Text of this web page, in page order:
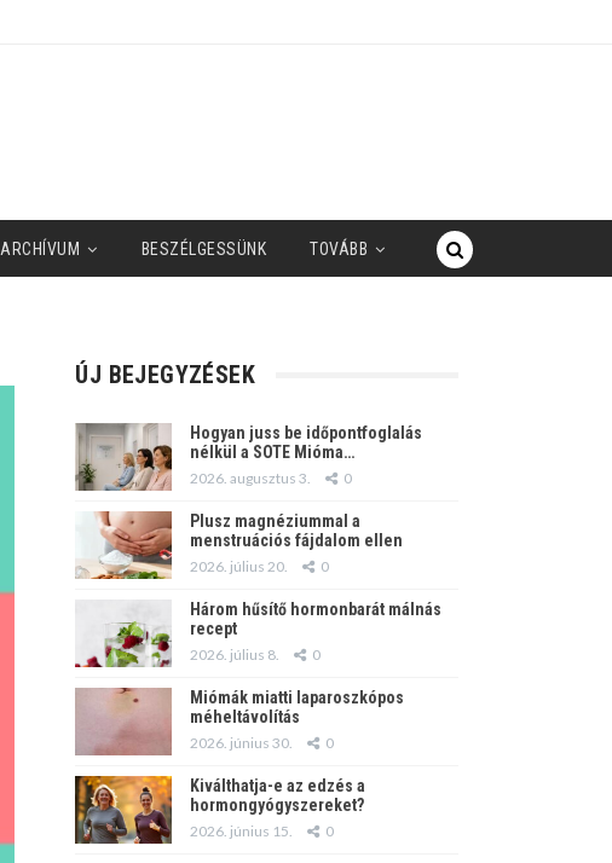
ARCHÍVUM BESZÉLGESSÜNK TOVÁBB
ÚJ BEJEGYZÉSEK
Hogyan juss be időpontfoglalás
nélkül a SOTE Mióma…
2026. augusztus 3. 0
Plusz magnéziummal a
menstruációs fájdalom ellen
2026. július 20. 0
Három hűsítő hormonbarát málnás
recept
2026. július 8. 0
Miómák miatti laparoszkópos
méheltávolítás
2026. június 30. 0
Kiválthatja-e az edzés a
hormongyógyszereket?
2026. június 15. 0